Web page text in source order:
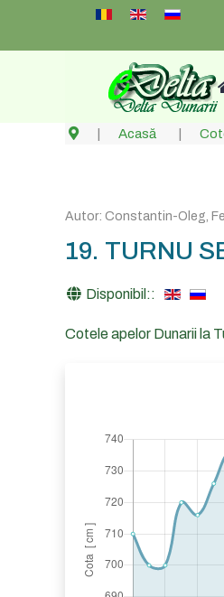
Select your language
Acasă
Autor: Constantin-Oleg,
19. TURNU
Disponibil::
Cotele apelor Dunarii la